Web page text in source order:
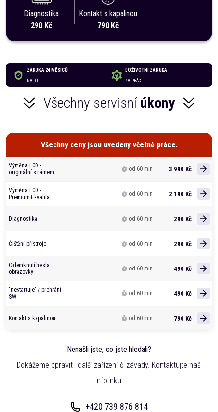
Diagnostika
290 Kč
Kontakt s kapalinou
790 Kč
ZÁRUKA 24 MĚSÍCŮ
NA DÍL
DOŽIVOTNÍ ZÁRUKA
NA PRÁCI
Všechny servisní úkony
Všechny ceny jsou uvedeny včetně práce.
Výměna LCD -
originální s rámem
od 60 min 3 990 Kč
Výměna LCD -
Premium+ kvalita
od 60 min 2 190 Kč
Diagnostika od 60 min 290 Kč
Čištění přístroje od 60 min 290 Kč
Odemknutí hesla
obrazovky
od 60 min 490 Kč
"nestartuje" / přehrání
SW
od 60 min 490 Kč
Kontakt s kapalinou od 60 min 790 Kč
Nenašli jste, co jste hledali?
Dokážeme opravit i další zařízení či závady. Kontaktujte naši
infolinku.
+420 739 876 814